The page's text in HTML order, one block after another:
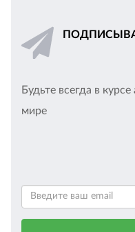
Будьте всегда в
мире